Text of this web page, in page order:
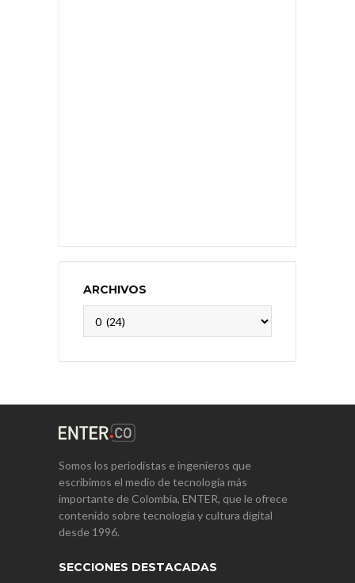
ARCHIVOS
Somos los periodistas e ingenieros que
escribimos el medio de tecnología más
importante de Colombia, ENTER, que le ofrece
contenido sobre tecnología y cultura digital
desde 1996.
SECCIONES DESTACADAS